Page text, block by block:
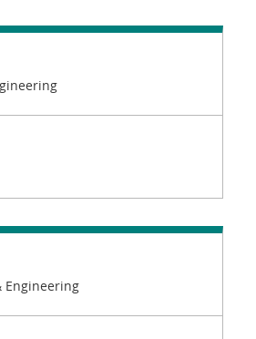
Engineering